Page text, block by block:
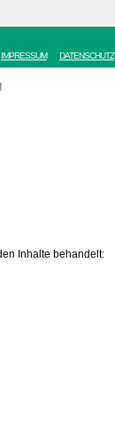
IMPRESSUM DATENSCHUTZ
Inhalte behandelt: